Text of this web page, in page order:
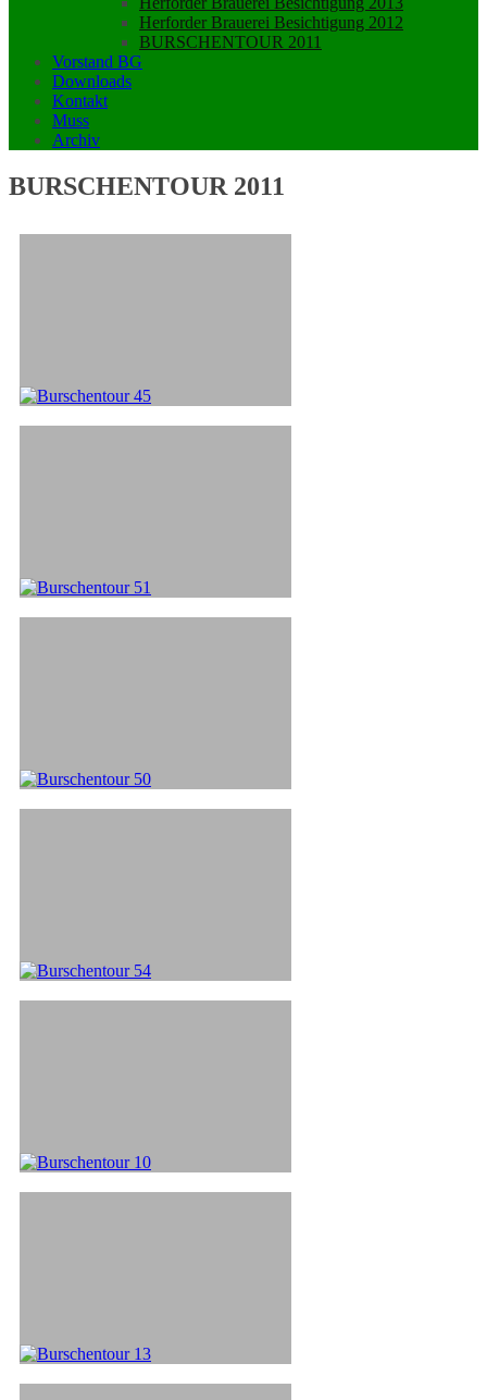
Herforder Brauerei Besichtigung 2012
BURSCHENTOUR 2011
Vorstand BG
Downloads
Kontakt
Muss
Archiv
BURSCHENTOUR 2011